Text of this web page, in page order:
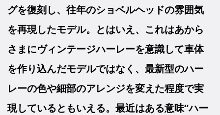
グを復刻し、往年のショベルヘッドの雰囲気
を再現したモデル。とはいえ、これはあから
さまにヴィンテージハーレーを意識して車体
を作り込んだモデルではなく、最新型のハー
レーの色や細部のアレンジを変えた程度で実
現しているともいえる。 最近はある意味“ハー